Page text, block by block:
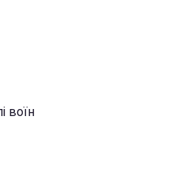
воїн